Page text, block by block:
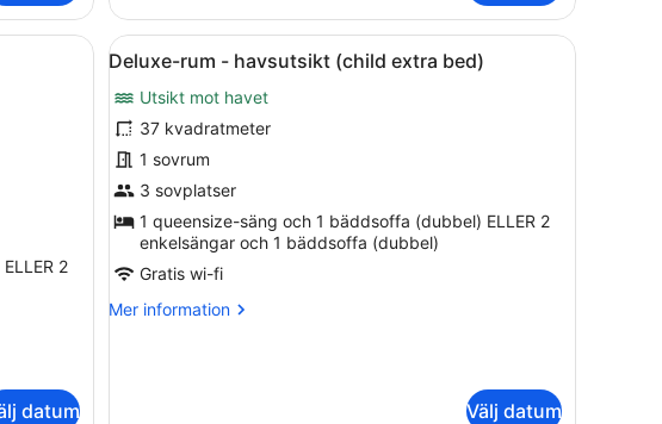
rum
(2
children
bed)
av högsta kvalitet och minibar
2
datum
Öppna
alla
foton
för
Deluxe-
rum
-
havsutsikt
(child
bed)
1 sovrum, sängtillbehör av högsta
3
Deluxe-rum - havsutsikt (child extra bed)
Utsikt mot havet
37 kvadratmeter
1 sovrum
3 sovplatser
1 queensize-säng och 1 bäddsoffa (dubbel) ELLER 2
enkelsängar och 1 bäddsoffa (dubbel)
Gratis wi-fi
Mer information
Mer
Välj datum